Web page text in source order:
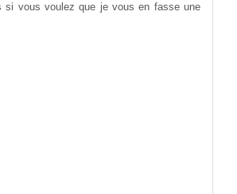
si vous voulez que je vous en fasse une